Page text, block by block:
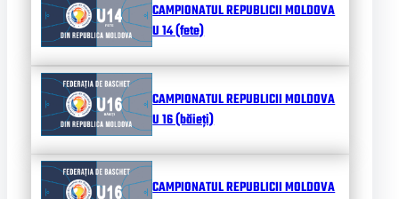
CAMPIONATUL REPUBLICII MOLDOVA
U 14 (fete)
CAMPIONATUL REPUBLICII MOLDOVA
U 16 (băieți)
CAMPIONATUL REPUBLICII MOLDOVA